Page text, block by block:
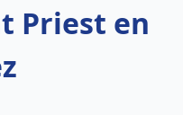
Priest en